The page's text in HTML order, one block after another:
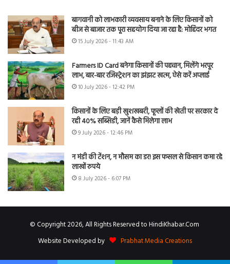
बागवानी को लाभकारी व्यवसाय बनाने के लिए किसानों को
बीज से बाजार तक पूरा सहयोग दिया जा रहा है: मोहिंदर भगत
15 July 2026 - 11:43 AM
Farmers ID Card बनेगा किसानों की पहचान, मिलेंगे भरपूर
लाभ, बार-बार रजिस्ट्रेशन का झंझट खत्म, ऐसे करें अप्लाई
10 July 2026 - 12:42 PM
किसानों के लिए बड़ी खुशखबरी, फूलों की खेती पर सरकार दे
रही 40% सब्सिडी, जानें कैसे मिलेगा लाभ
9 July 2026 - 12:46 PM
न मंडी की टेंशन, न मौसम का डर! इस फसल से किसान कमा रहे
लाखों रुपये
8 July 2026 - 6:07 PM
© Copyright 2026, All Rights Reserved to HindiKhabar.Com
Website Developed by
Prabhat Media Creations